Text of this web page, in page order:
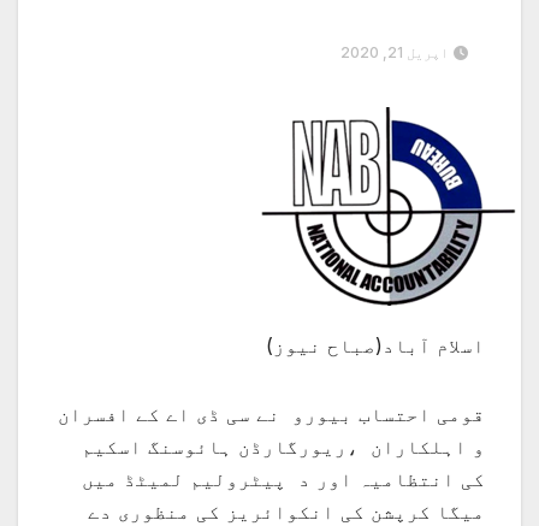
اپریل 21, 2020
اسلام آباد(صباح نیوز)
قومی احتساب بیورو نے سی ڈی اے کے افسران
و اہلکاران ،ریورگارڈن ہائوسنگ اسکیم
کی انتظامیہ اور د پیٹرولیم لمیٹڈ میں
میگا کرپشن کی انکوائریز کی منظوری دے